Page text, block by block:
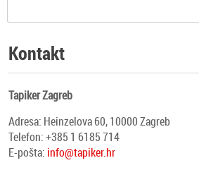
Kontakt
Tapiker Zagreb
Adresa: Heinzelova 60, 10000 Zagreb
Telefon: +385 1 6185 714
E-pošta: info@tapiker.hr